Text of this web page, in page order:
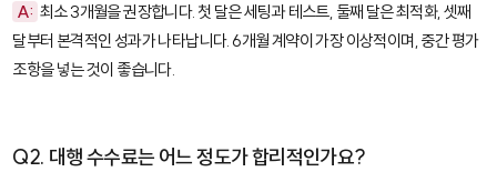
A: 최소 3개월을 권장합니다. 첫 달은 세팅과 테스트, 둘째 달은 최적화, 셋째
달부터 본격적인 성과가 나타납니다. 6개월 계약이 가장 이상적이며, 중간 평가
조항을 넣는 것이 좋습니다.
Q2. 대행 수수료는 어느 정도가 합리적인가요?